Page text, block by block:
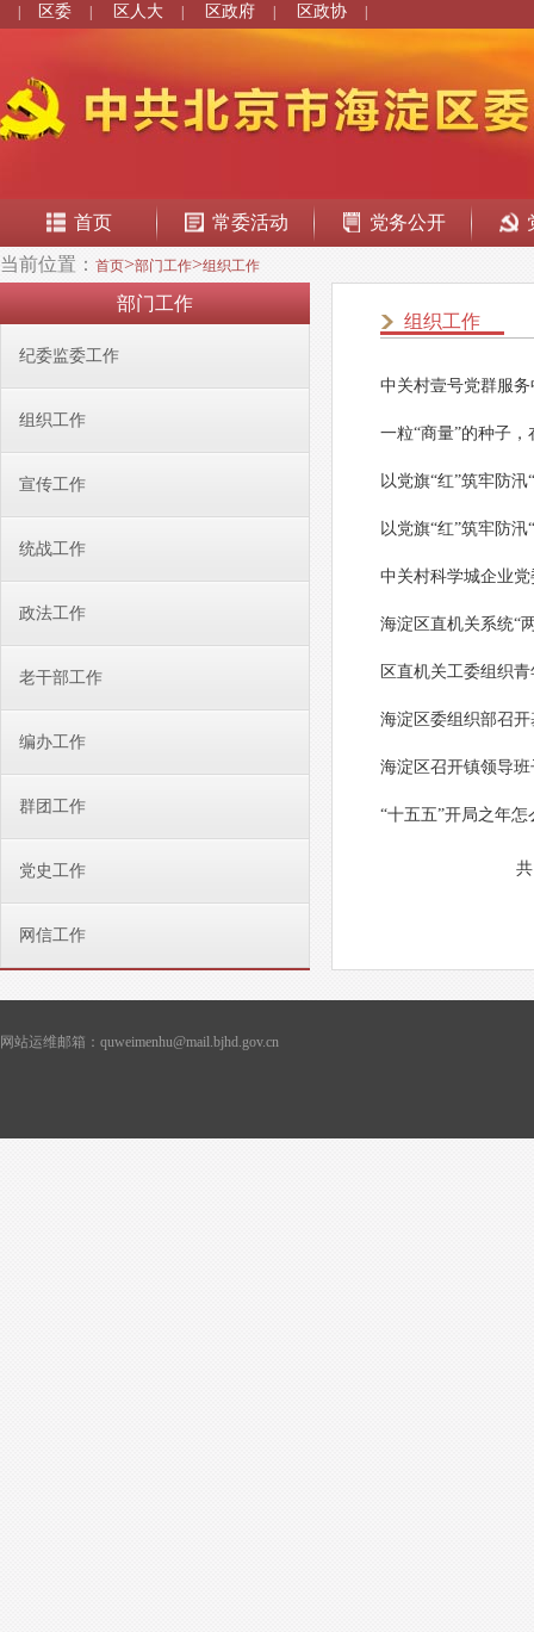
区委 区人大 区政府 区政协
首页 常委活动 党务公开
当前位置： 首页>部门工作>组织工作
部门工作
纪委监委工作
组织工作
宣传工作
统战工作
政法工作
老干部工作
编办工作
群团工作
党史工作
网信工作
组织工作
中关村壹号党群服
一粒“商量”的种子，
以党旗“红”筑牢防
以党旗“红”筑牢防
中关村科学城企业
海淀区直机关系统“
区直机关工委组织
海淀区委组织部召
海淀区召开镇领导
“十五五”开局之年
网站运维邮箱：quweimenhu@mail.bjhd.gov.cn